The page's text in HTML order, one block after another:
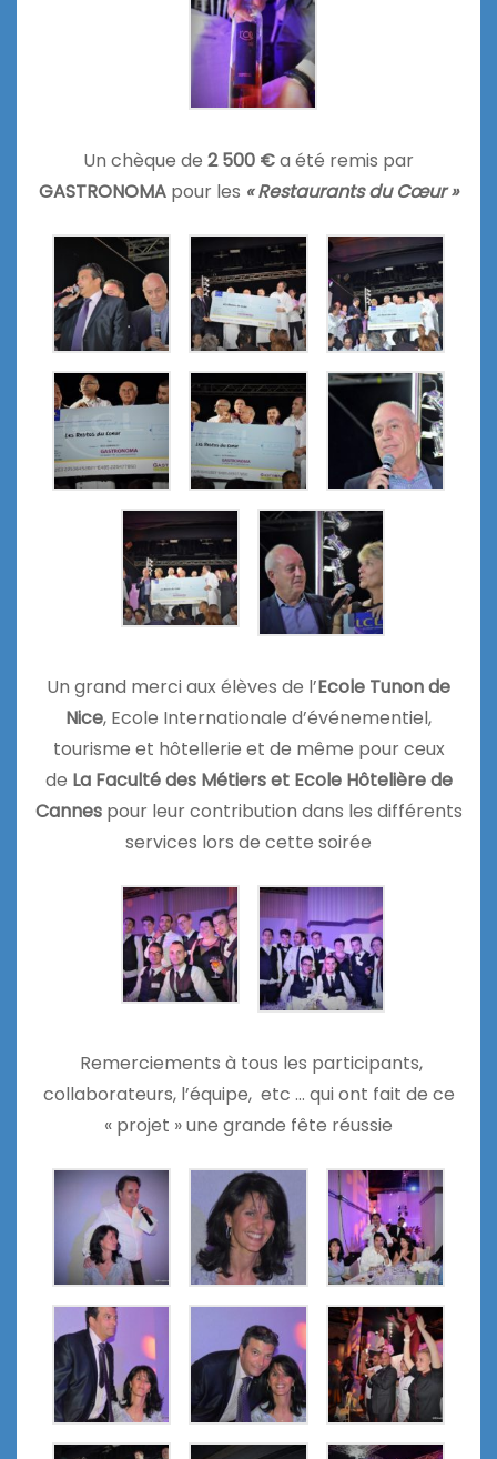
Un chèque de 2 500 €a été remis par
GASTRONOMA pour les « Restaurants du Cœur »
Un grand merci aux élèves de l’Ecole Tunon de
Nice, Ecole Internationale d’événementiel,
tourisme et hôtellerie et de même pour ceux
de La Faculté des Métiers et Ecole Hôtelière de
Cannespour leur contribution dans les différents
services lors de cette soirée
Remerciements à tous les participants,
collaborateurs, l’équipe, etc … qui ont fait de ce
« projet » une grande fête réussie